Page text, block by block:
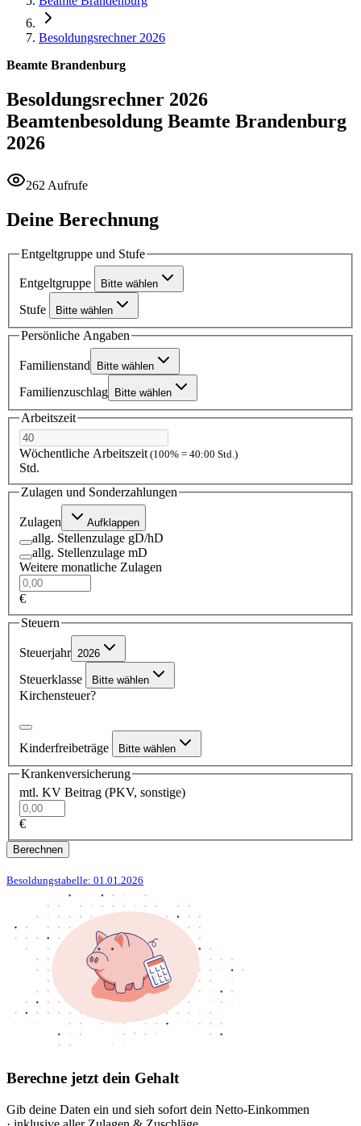
Besoldungsrechner 2026
Beamte Brandenburg
Besoldungsrechner 2026
Beamtenbesoldung Beamte Brandenburg
2026
262 Aufrufe
Deine Berechnung
Entgeltgruppe und Stufe
Entgeltgruppe Bitte wählen
Stufe Bitte wählen
Persönliche Angaben
Familienstand Bitte wählen
Familienzuschlag Bitte wählen
Arbeitszeit
Wöchentliche Arbeitszeit(100% = 40:00 Std.)
Std.
Zulagen und Sonderzahlungen
Zulagen Aufklappen
allg. Stellenzulage gD/hD
allg. Stellenzulage mD
Weitere monatliche Zulagen
€
Steuern
Steuerjahr 2026
Steuerklasse Bitte wählen
Kirchensteuer?
Kinderfreibeträge Bitte wählen
Krankenversicherung
mtl. KV Beitrag (PKV, sonstige)
€
Berechnen
Besoldungstabelle: 01.01.2026
Berechne jetzt dein Gehalt
Gib deine Daten ein und sieh sofort dein Netto-Einkommen